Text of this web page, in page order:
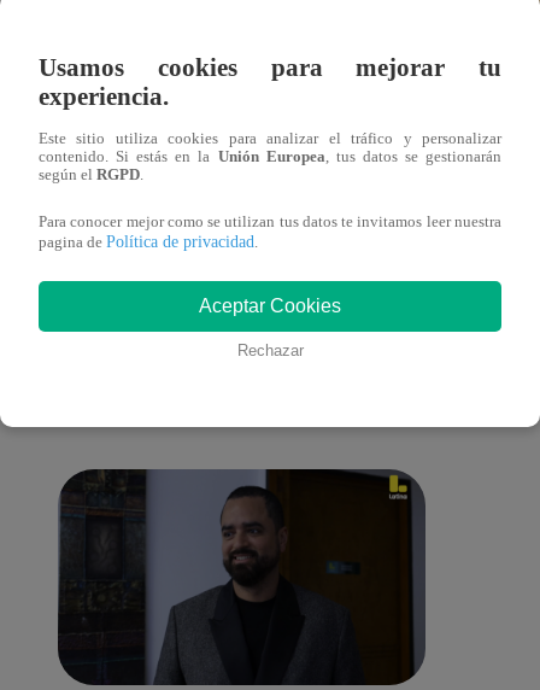
Todo por mi familia, Sábado 13 de
diciembre – capítulo 162, completo
(online y español)
También te puede
Usamos cookies para mejorar tu
experiencia.
Este sitio utiliza cookies para analizar el tráfico y personalizar
contenido. Si estás en la Unión Europea , tus datos se gestionarán
según el RGPD
Para conocer mejor como se utilizan tus datos te invitamos leer nuestra
pagina de Política de privacidad
Aceptar Cookies
Rechazar